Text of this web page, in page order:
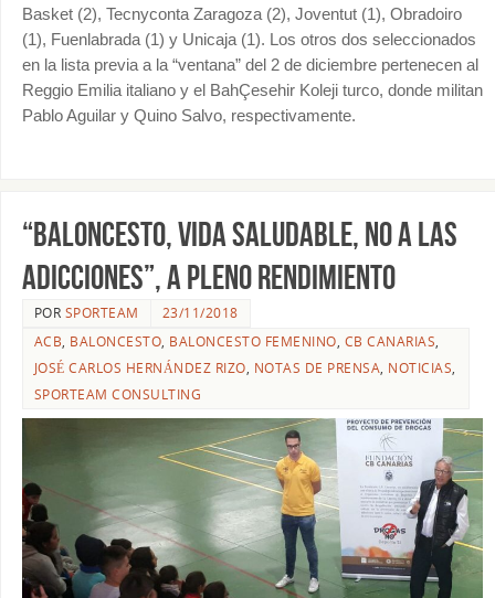
Basket (2), Tecnyconta Zaragoza (2), Joventut (1), Obradoiro
(1), Fuenlabrada (1) y Unicaja (1). Los otros dos seleccionados
en la lista previa a la “ventana” del 2 de diciembre pertenecen al
Reggio Emilia italiano y el BahÇesehir Koleji turco, donde militan
Pablo Aguilar y Quino Salvo, respectivamente.
“BALONCESTO, VIDA SALUDABLE, NO A LAS
ADICCIONES”, A PLENO RENDIMIENTO
POR SPORTEAM
23/11/2018
ACB, BALONCESTO, BALONCESTO FEMENINO, CB CANARIAS,
JOSÉ CARLOS HERNÁNDEZ RIZO, NOTAS DE PRENSA, NOTICIAS,
SPORTEAM CONSULTING